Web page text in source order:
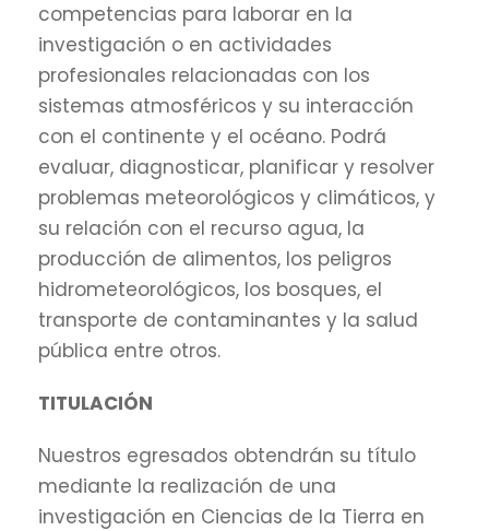
competencias para laborar en la
investigación o en actividades
profesionales relacionadas con los
sistemas atmosféricos y su interacción
con el continente y el océano. Podrá
evaluar, diagnosticar, planificar y resolver
problemas meteorológicos y climáticos, y
su relación con el recurso agua, la
producción de alimentos, los peligros
hidrometeorológicos, los bosques, el
transporte de contaminantes y la salud
pública entre otros.
TITULACIÓN
Nuestros egresados obtendrán su título
mediante la realización de una
investigación en Ciencias de la Tierra en